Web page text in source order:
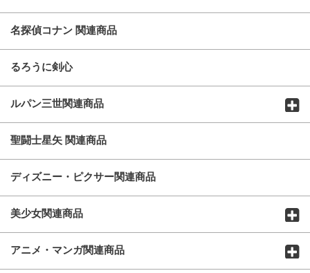
名探偵コナン 関連商品
るろうに剣心
ルパン三世関連商品
聖闘士星矢 関連商品
ディズニー・ピクサー関連商品
美少女関連商品
アニメ・マンガ関連商品